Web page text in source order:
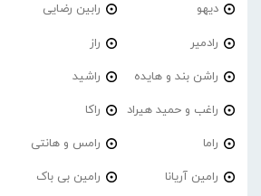
دیهو رابین رضایی
رادمیر راز
راشن بند و هایده راشید
راغب و حمید هیراد راکا
راما رامس و هانتی
رامین آریانا رامین بی باک